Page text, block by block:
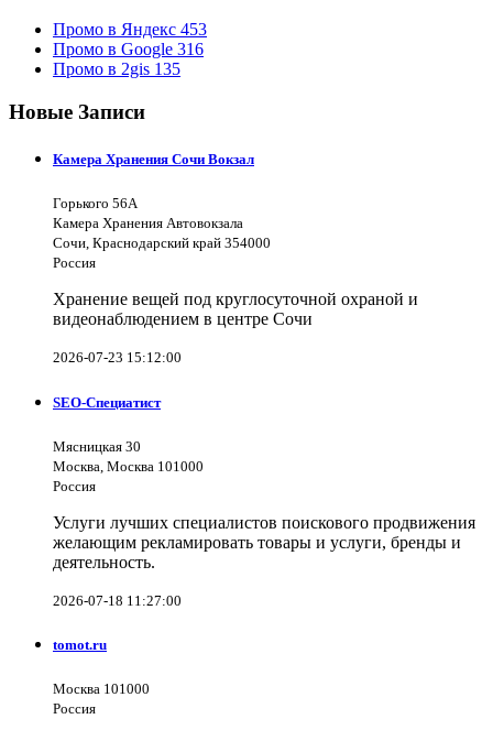
Промо в Яндекс 453
Промо в Google 316
Промо в 2gis 135
Новые Записи
Камера Хранения Сочи Вокзал
Горького 56А
Камера Хранения Автовокзала
Сочи, Краснодарский край 354000
Россия
Хранение вещей под круглосуточной охраной и
видеонаблюдением в центре Сочи
2026-07-23 15:12:00
SEO-Специатист
Мясницкая 30
Москва, Москва 101000
Россия
Услуги лучших специалистов поискового продвижения
желающим рекламировать товары и услуги, бренды и
деятельность.
2026-07-18 11:27:00
tomot.ru
Москва 101000
Россия